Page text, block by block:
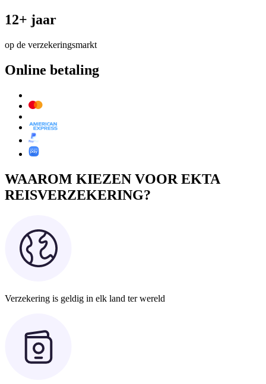
12+ jaar
op de verzekeringsmarkt
Online betaling
WAAROM KIEZEN VOOR EKTA
REISVERZEKERING?
Verzekering is geldig in elk land ter wereld